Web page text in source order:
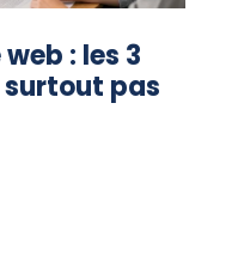
: les 3
surtout pas